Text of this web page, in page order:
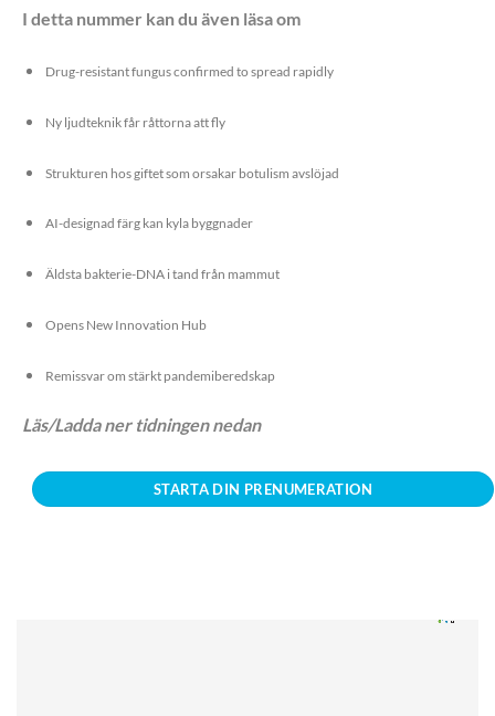
STARTA DIN PRENUMERATION
I detta nummer kan du även läsa om
Drug-resistant fungus confirmed to spread rapidly
Ny ljudteknik får råttorna att fly
Strukturen hos giftet som orsakar botulism avslöjad
AI-designad färg kan kyla byggnader
Äldsta bakterie-DNA i tand från mammut
Opens New Innovation Hub
Remissvar om stärkt pandemiberedskap
Läs/Ladda ner tidningen nedan